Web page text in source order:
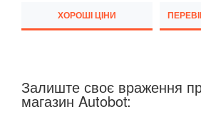
6 Series G32
7 Series F01/F02
ХОРОШІ ЦІНИ
Залиште своє враження
магазин Autobot: